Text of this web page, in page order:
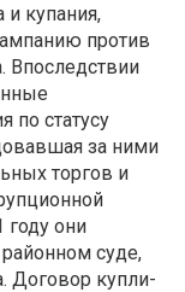
купания,
против
Впоследствии
по статусу
за ними
торгов и
году они
суде,
Договор купли-